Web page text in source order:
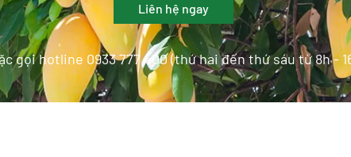
Liên hệ ngay
gọi hotline 0933 777 400 (thứ hai đến thứ sáu từ 8h -